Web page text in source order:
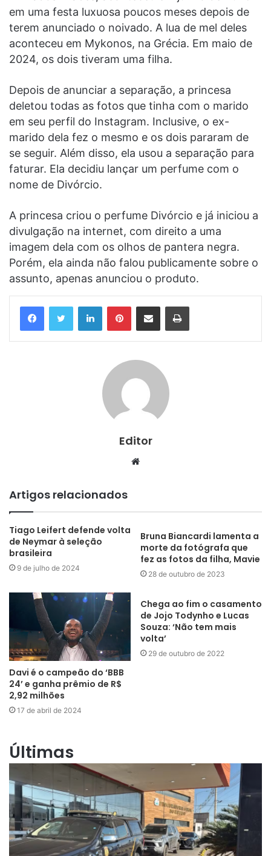
em uma festa luxuosa poucos meses depois de
terem anunciado o noivado. A lua de mel deles
aconteceu em Mykonos, na Grécia. Em maio de
2024, os dois tiveram uma filha.
Depois de anunciar a separação, a princesa
deletou todas as fotos que tinha com o marido
em seu perfil do Instagram. Inclusive, o ex-
marido dela fez o mesmo e os dois pararam de
se seguir. Além disso, ela usou a separação para
faturar. Ela decidiu lançar um perfume com o
nome de Divórcio.
A princesa criou o perfume Divórcio e já iniciou a
divulgação na internet, com direito a uma
imagem dela com os olhos de pantera negra.
Porém, ela ainda não falou publicamente sobre o
assunto, apenas anunciou o produto.
LinkedinPinterestCompartilhar via e-mail Imprimir
Editor
Website
Artigos relacionados
Tiago Leifert defende volta
de Neymar à seleção
brasileira
9 de julho de 2024
Bruna Biancardi lamenta a
morte da fotógrafa que
fez as fotos da filha, Mavie
28 de outubro de 2023
Davi é o campeão do ‘BBB
24’ e ganha prêmio de R$
2,92 milhões
17 de abril de 2024
Chega ao fim o casamento
de Jojo Todynho e Lucas
Souza: ‘Não tem mais
volta’
29 de outubro de 2022
Últimas